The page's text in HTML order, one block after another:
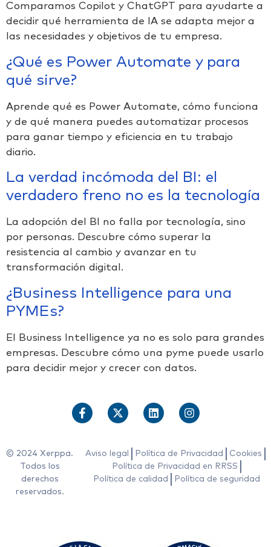
Comparamos Copilot y ChatGPT para ayudarte a
decidir qué herramienta de IA se adapta mejor a
las necesidades y objetivos de tu empresa.
¿Qué es Power Automate y para
qué sirve?
Aprende qué es Power Automate, cómo funciona
y de qué manera puedes automatizar procesos
para ganar tiempo y eficiencia en tu trabajo
diario.
La verdad incómoda del BI: el
verdadero freno no es la tecnología
La adopción del BI no falla por tecnología, sino
por personas. Descubre cómo superar la
resistencia al cambio y avanzar en tu
transformación digital.
¿Business Intelligence para una
PYMEs?
El Business Intelligence ya no es solo para grandes
empresas. Descubre cómo una pyme puede usarlo
para decidir mejor y crecer con datos.
© 2024 Xerppa.
Todos los
derechos
reservados.
Aviso legal Política de Privacidad
Cookies
Política de Privacidad en RRSS
Política de calidad
Política de seguridad